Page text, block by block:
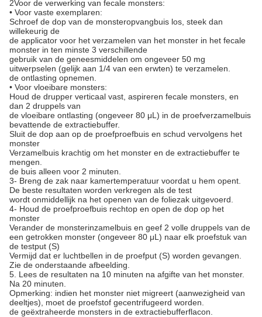
2Voor de verwerking van fecale monsters:
• Voor vaste exemplaren:
Schroef de dop van de monsteropvangbuis los, steek dan
willekeurig de
de applicator voor het verzamelen van het monster in het fecale
monster in ten minste 3 verschillende
gebruik van de geneesmiddelen om ongeveer 50 mg
uitwerpselen (gelijk aan 1/4 van een erwten) te verzamelen.
de ontlasting opnemen.
• Voor vloeibare monsters:
Houd de drupper verticaal vast, aspireren fecale monsters, en
dan 2 druppels van
de vloeibare ontlasting (ongeveer 80 μL) in de proefverzamelbuis
bevattende de extractiebuffer.
Sluit de dop aan op de proefproefbuis en schud vervolgens het
monster
Verzamelbuis krachtig om het monster en de extractiebuffer te
mengen.
de buis alleen voor 2 minuten.
3- Breng de zak naar kamertemperatuur voordat u hem opent.
De beste resultaten worden verkregen als de test
wordt onmiddellijk na het openen van de foliezak uitgevoerd.
4- Houd de proefproefbuis rechtop en open de dop op het
monster
Verander de monsterinzamelbuis en geef 2 volle druppels van de
een getrokken monster (ongeveer 80 μL) naar elk proefstuk van
de testput (S)
Vermijd dat er luchtbellen in de proefput (S) worden gevangen.
Zie de onderstaande afbeelding.
5. Lees de resultaten na 10 minuten na afgifte van het monster.
Na 20 minuten.
Opmerking: indien het monster niet migreert (aanwezigheid van
deeltjes), moet de proefstof gecentrifugeerd worden.
de geëxtraheerde monsters in de extractiebufferflacon.